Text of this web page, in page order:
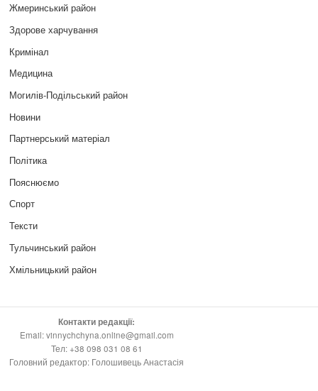
Жмеринський район
Здорове харчування
Кримінал
Медицина
Могилів-Подільський район
Новини
Партнерський матеріал
Політика
Пояснюємо
Спорт
Тексти
Тульчинський район
Хмільницький район
Контакти редакції:
Email: vinnychchyna.online@gmail.com
Тел: +38 098 031 08 61
Головний редактор: Голошивець Анастасія